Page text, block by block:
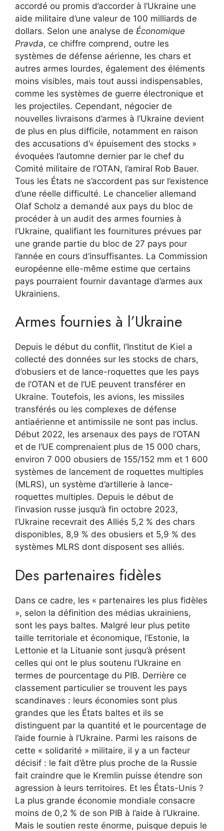
accordé ou promis d’accorder à l’Ukraine une
aide militaire d’une valeur de 100 milliards de
dollars. Selon une analyse de Économique
Pravda, ce chiffre comprend, outre les
systèmes de défense aérienne, les chars et
autres armes lourdes, également des éléments
moins visibles, mais tout aussi indispensables,
comme les systèmes de guerre électronique et
les projectiles. Cependant, négocier de
nouvelles livraisons d’armes à l’Ukraine devient
de plus en plus difficile, notamment en raison
des accusations d’« épuisement des stocks »
évoquées l’automne dernier par le chef du
Comité militaire de l’OTAN, l’amiral Rob Bauer.
Tous les États ne s’accordent pas sur l’existence
d’une réelle difficulté. Le chancelier allemand
Olaf Scholz a demandé aux pays du bloc de
procéder à un audit des armes fournies à
l’Ukraine, qualifiant les fournitures prévues par
une grande partie du bloc de 27 pays pour
l’année en cours d’insuffisantes. La Commission
européenne elle-même estime que certains
pays pourraient fournir davantage d’armes aux
Ukrainiens.
Armes fournies à l’Ukraine
Depuis le début du conflit, l’Institut de Kiel a
collecté des données sur les stocks de chars,
d’obusiers et de lance-roquettes que les pays
de l’OTAN et de l’UE peuvent transférer en
Ukraine. Toutefois, les avions, les missiles
transférés ou les complexes de défense
antiaérienne et antimissile ne sont pas inclus.
Début 2022, les arsenaux des pays de l’OTAN
et de l’UE comprenaient plus de 15 000 chars,
environ 7 000 obusiers de 155/152 mm et 1 600
systèmes de lancement de roquettes multiples
(MLRS), un système d’artillerie à lance-
roquettes multiples. Depuis le début de
l’invasion russe jusqu’à fin octobre 2023,
l’Ukraine recevrait des Alliés 5,2 % des chars
disponibles, 8,9 % des obusiers et 5,9 % des
systèmes MLRS dont disposent ses alliés.
Des partenaires fidèles
Dans ce cadre, les « partenaires les plus fidèles
», selon la définition des médias ukrainiens,
sont les pays baltes. Malgré leur plus petite
taille territoriale et économique, l’Estonie, la
Lettonie et la Lituanie sont jusqu’à présent
celles qui ont le plus soutenu l’Ukraine en
termes de pourcentage du PIB. Derrière ce
classement particulier se trouvent les pays
scandinaves : leurs économies sont plus
grandes que les États baltes et ils se
distinguent par la quantité et le pourcentage de
l’aide fournie à l’Ukraine. Parmi les raisons de
cette « solidarité » militaire, il y a un facteur
décisif : le fait d’être plus proche de la Russie
fait craindre que le Kremlin puisse étendre son
agression à leurs territoires. Et les États-Unis ?
La plus grande économie mondiale consacre
moins de 0,2 % de son PIB à l’aide à l’Ukraine.
Mais le soutien reste énorme, puisque depuis le